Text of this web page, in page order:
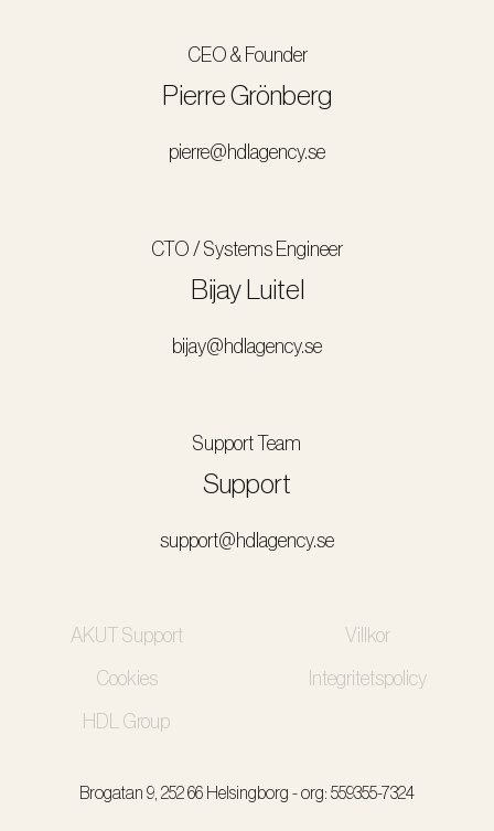
CEO & Founder
Pierre Grönberg
pierre@hdlagency.se
CTO / Systems Engineer
Bijay Luitel
bijay@hdlagency.se
Support Team
Support
support@hdlagency.se
AKUT Support
Villkor
Cookies
Integritetspolicy
HDL Group
Brogatan 9, 252 66 Helsingborg - org: 559355-7324